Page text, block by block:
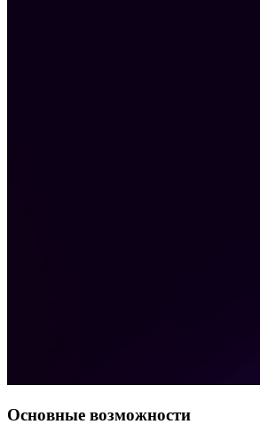
Основные возможности